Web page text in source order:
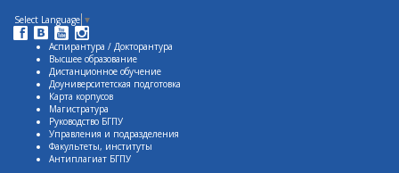
Select Language ▼
Аспирантура / Докторантура
Высшее образование
Дистанционное обучение
Доуниверситетская подготовка
Карта корпусов
Магистратура
Руководство БГПУ
Управления и подразделения
Факультеты, институты
Антиплагиат БГПУ